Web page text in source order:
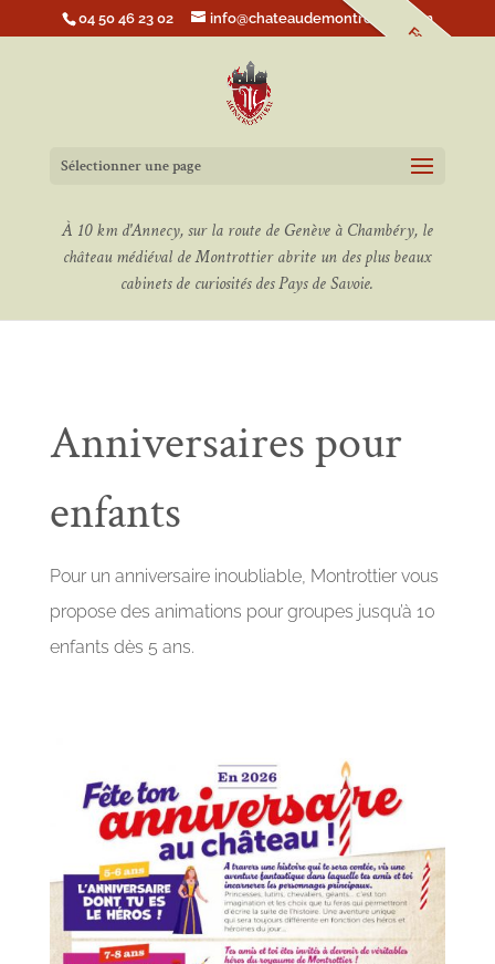
04 50 46 23 02 info@chateaudemontrottier.com
Sélectionner une page
À 10 km d'Annecy, sur la route de Genève à Chambéry, le
château médiéval de Montrottier abrite un des plus beaux
cabinets de curiosités des Pays de Savoie.
Anniversaires pour
enfants
Pour un anniversaire inoubliable, Montrottier vous
propose des animations pour groupes jusqu’à 10
enfants dès 5 ans.
Faire un don